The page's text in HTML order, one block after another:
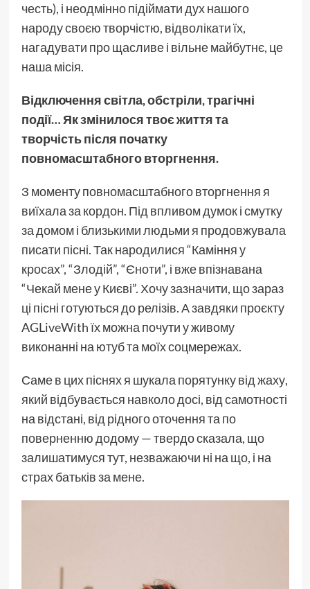
честь), і неодмінно підіймати дух нашого
народу своєю творчістю, відволікати їх,
нагадувати про щасливе і вільне майбутнє, це
наша місія.
Відключення світла, обстріли, трагічні
події… Як змінилося твоє життя та
творчість після початку
повномасштабного вторгнення.
З моменту повномасштабного вторгнення я
виїхала за кордон. Під впливом думок і смутку
за домом і близькими людьми я продовжувала
писати пісні. Так народилися “Каміння у
кросах”, “Злодій”, “Єноти”, і вже впізнавана
“Чекай мене у Києві”. Хочу зазначити, що зараз
ці пісні готуються до релізів. А завдяки проєкту
AGLiveWith їх можна почути у живому
виконанні на ютуб та моїх соцмережах.
Саме в цих піснях я шукала порятунку від жаху,
який відбувається навколо досі, від самотності
на відстані, від рідного оточення та по
поверненню додому — твердо сказала, що
залишатимуся тут, незважаючи ні на що, і на
страх батьків за мене.